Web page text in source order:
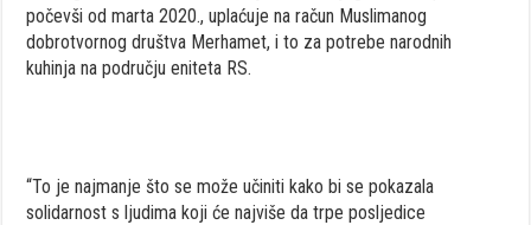
počevši od marta 2020., uplaćuje na račun Muslimanog
dobrotvornog društva Merhamet, i to za potrebe narodnih
kuhinja na području eniteta RS.
“To je najmanje što se može učiniti kako bi se pokazala
solidarnost s ljudima koji će najviše da trpe posljedice